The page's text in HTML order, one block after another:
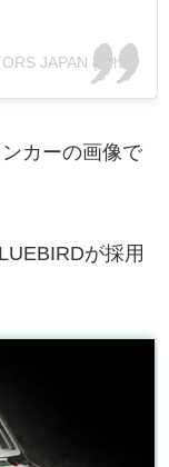
カーの画像で
が採用